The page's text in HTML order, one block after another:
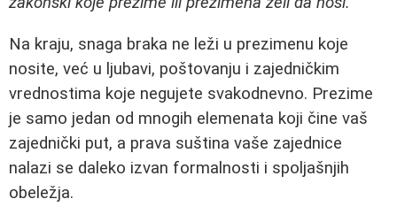
Na kraju, snaga braka ne leži u prezimenu koje
nosite, već u ljubavi, poštovanju i zajedničkim
vrednostima koje negujete svakodnevno. Prezime
je samo jedan od mnogih elemenata koji čine vaš
zajednički put, a prava suština vaše zajednice
nalazi se daleko izvan formalnosti i spoljašnjih
obeležja.